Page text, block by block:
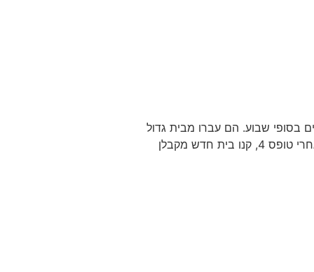
בסופי שבוע. הם עברו מבית גדול
ביישוב באזור. שטח הדירה: כ-200 מ”ר 2 קומות. מבקשים לשפץ: בעיקר את הקומה הראשונה: הגיעו אלי אחרי טופס 4, קנו בית חדש מקבלן